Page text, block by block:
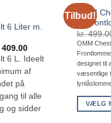
flere
varianter.
kan
vælges
på
varesiden
6 Liter m.
579.00.
409.00Den
aktuelle
pris
er:
6 L. Ideelt
af
på
til alle
og sidder
Tilbud!
OMM
L.
kr.
OMM
designet til
væsentlige
VÆLG